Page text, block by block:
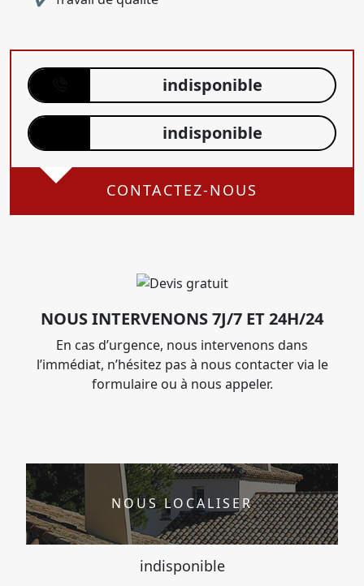
indisponible
indisponible
CONTACTEZ-NOUS
NOUS INTERVENONS 7J/7 ET 24H/24
En cas d’urgence, nous intervenons dans
l’immédiat, n’hésitez pas à nous contacter via le
formulaire ou à nous appeler.
NOUS LOCALISER
indisponible